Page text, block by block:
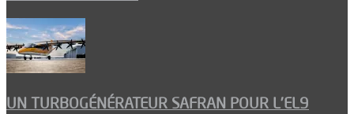
UN TURBOGÉNÉRATEUR SAFRAN POUR L’EL9